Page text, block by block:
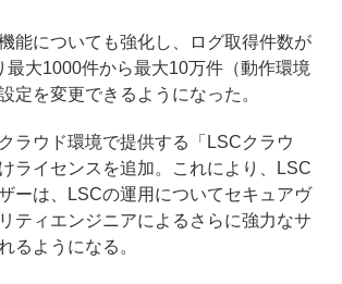
能についても強化し、ログ取得件数が
最大1000件から最大10万件（動作環境
定を変更できるようになった。
ラウド環境で提供する「LSCクラウ
ライセンスを追加。これにより、LSC
ーは、LSCの運用についてセキュアヴ
ティエンジニアによるさらに強力なサ
るようになる。